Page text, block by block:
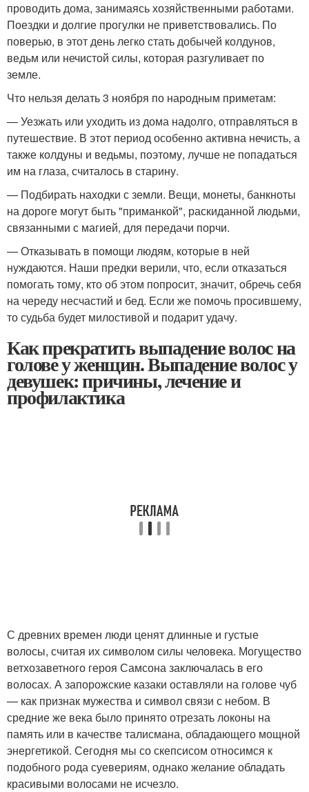
проводить дома, занимаясь хозяйственными работами.
Поездки и долгие прогулки не приветствовались. По
поверью, в этот день легко стать добычей колдунов,
ведьм или нечистой силы, которая разгуливает по
земле.
Что нельзя делать 3 ноября по народным приметам:
— Уезжать или уходить из дома надолго, отправляться в
путешествие. В этот период особенно активна нечисть, а
также колдуны и ведьмы, поэтому, лучше не попадаться
им на глаза, считалось в старину.
— Подбирать находки с земли. Вещи, монеты, банкноты
на дороге могут быть "приманкой", раскиданной людьми,
связанными с магией, для передачи порчи.
— Отказывать в помощи людям, которые в ней
нуждаются. Наши предки верили, что, если отказаться
помогать тому, кто об этом попросит, значит, обречь себя
на череду несчастий и бед. Если же помочь просившему,
то судьба будет милостивой и подарит удачу.
Как прекратить выпадение волос на
голове у женщин. Выпадение волос у
девушек: причины, лечение и
профилактика
С древних времен люди ценят длинные и густые
волосы, считая их символом силы человека. Могущество
ветхозаветного героя Самсона заключалась в его
волосах. А запорожские казаки оставляли на голове чуб
— как признак мужества и символ связи с небом. В
средние же века было принято отрезать локоны на
память или в качестве талисмана, обладающего мощной
энергетикой. Сегодня мы со скепсисом относимся к
подобного рода суевериям, однако желание обладать
красивыми волосами не исчезло.